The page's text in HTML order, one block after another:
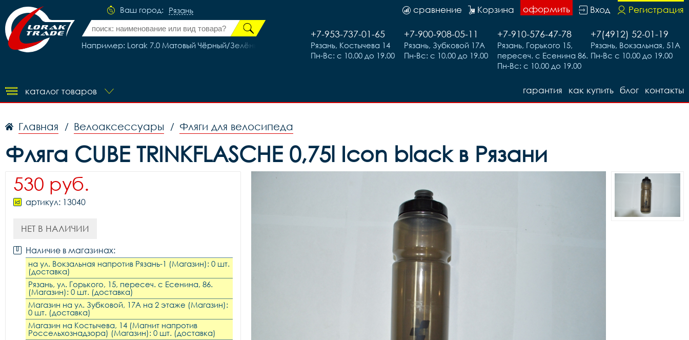
Ваш город: Рязань
Например: Lorak 7.0 Матовый Чёрный/Зелёный рама 19 (на рост 171-182)
Регистрация
Вход
оформить
Корзина
сравнение
+7(4912) 52-01-19
Рязань, Вокзальная, 51А
Пн-Вс с 10.00 до 19.00
+7-910-576-47-78
Рязань, Горького 15,
пересеч. с Есенина 86.
Пн-Вс: с 10.00 до 19.00
+7-900-908-05-11
Рязань, Зубковой 17А
Пн-Вс: с 10.00 до 19.00
+7-953-737-01-65
Рязань, Костычева 14
Пн-Вс: с 10.00 до 19.00
каталог товаров контакты
блог
как купить
гарантия
Главная / Велоаксессуары / Фляги для велосипеда
Фляга CUBE TRINKFLASCHE 0,75l Icon black в Рязани
530 руб.
артикул: 13040
НЕТ В НАЛИЧИИ
Наличие в магазинах:
на ул. Вокзальная напротив Рязань-1 (Магазин): 0 шт.
(доставка)
Рязань, ул. Горького, 15, пересеч. с Есенина, 86.
(Магазин): 0 шт. (доставка)
Магазин на ул. Зубковой, 17А на 2 этаже (Магазин):
0 шт. (доставка)
Магазин на Костычева, 14 (Магнит напротив
Россельхознадзора) (Магазин): 0 шт. (доставка)